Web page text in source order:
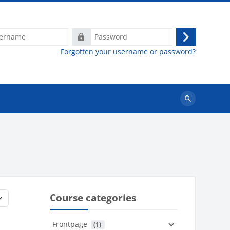
Password
Log
in
Forgotten your username or password?
Search
Course categories
Frontpage (1)